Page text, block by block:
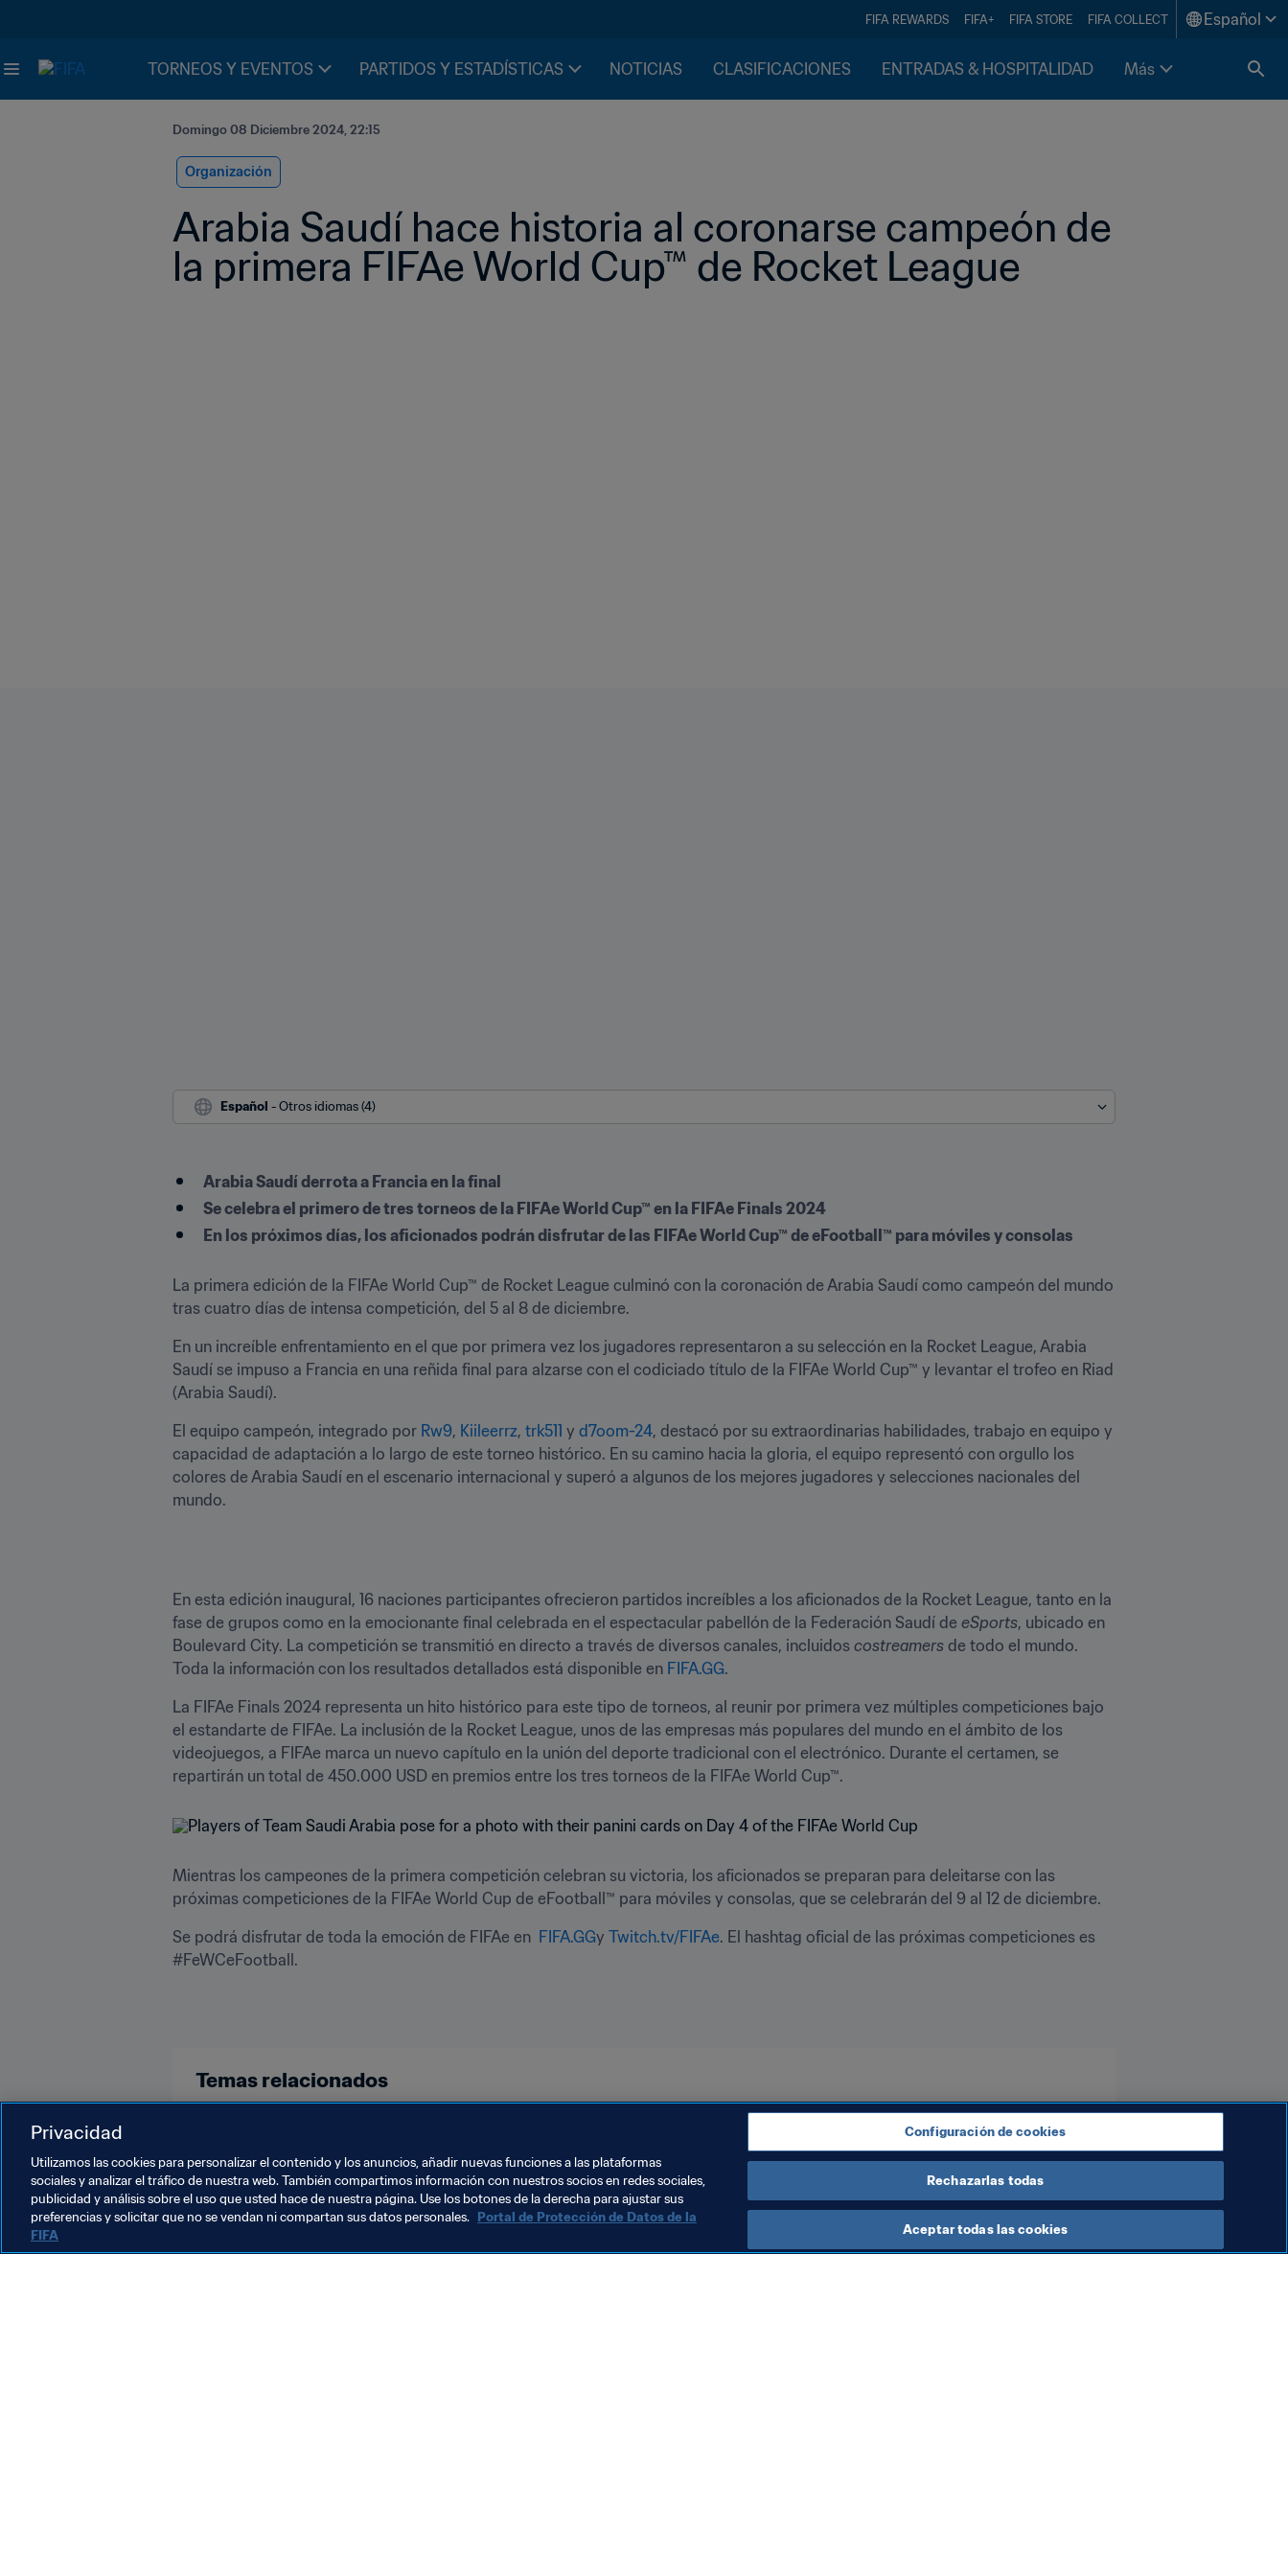
FIFA REWARDS FIFA+ FIFA STORE FIFA COLLECT Español
TORNEOS Y EVENTOS PARTIDOS Y ESTADÍSTICAS NOTICIAS CLASIFICACIONES ENTRADAS & HOSPITALIDAD Más
Domingo 08 Diciembre 2024, 22:15
Organización
Arabia Saudí hace historia al coronarse campeón de
la primera FIFAe World Cup™ de Rocket League
Español - Otros idiomas (4)
Arabia Saudí derrota a Francia en la final
Se celebra el primero de tres torneos de la FIFAe World Cup™ en la FIFAe Finals 2024
En los próximos días, los aficionados podrán disfrutar de las FIFAe World Cup™ de eFootball™ para móviles y consolas
La primera edición de la FIFAe World Cup™ de Rocket League culminó con la coronación de Arabia Saudí como campeón del mundo
tras cuatro días de intensa competición, del 5 al 8 de diciembre.
En un increíble enfrentamiento en el que por primera vez los jugadores representaron a su selección en la Rocket League, Arabia
Saudí se impuso a Francia en una reñida final para alzarse con el codiciado título de la FIFAe World Cup™ y levantar el trofeo en Riad
(Arabia Saudí).
El equipo campeón, integrado por Rw9, Kiileerrz, trk511 y d7oom-24, destacó por su extraordinarias habilidades, trabajo en equipo y
capacidad de adaptación a lo largo de este torneo histórico. En su camino hacia la gloria, el equipo representó con orgullo los
colores de Arabia Saudí en el escenario internacional y superó a algunos de los mejores jugadores y selecciones nacionales del
mundo.
En esta edición inaugural, 16 naciones participantes ofrecieron partidos increíbles a los aficionados de la Rocket League, tanto en la
fase de grupos como en la emocionante final celebrada en el espectacular pabellón de la Federación Saudí de eSports, ubicado en
Boulevard City. La competición se transmitió en directo a través de diversos canales, incluidos costreamers de todo el mundo.
Toda la información con los resultados detallados está disponible en FIFA.GG.
La FIFAe Finals 2024 representa un hito histórico para este tipo de torneos, al reunir por primera vez múltiples competiciones bajo
el estandarte de FIFAe. La inclusión de la Rocket League, unos de las empresas más populares del mundo en el ámbito de los
videojuegos, a FIFAe marca un nuevo capítulo en la unión del deporte tradicional con el electrónico. Durante el certamen, se
repartirán un total de 450.000 USD en premios entre los tres torneos de la FIFAe World Cup™.
Mientras los campeones de la primera competición celebran su victoria, los aficionados se preparan para deleitarse con las
próximas competiciones de la FIFAe World Cup de eFootball™ para móviles y consolas, que se celebrarán del 9 al 12 de diciembre.
Se podrá disfrutar de toda la emoción de FIFAe en FIFA.GGy Twitch.tv/FIFAe. El hashtag oficial de las próximas competiciones es
#FeWCeFootball.
Temas relacionados
Privacidad
Utilizamos las cookies para personalizar el contenido y los anuncios, añadir nuevas funciones a las plataformas
sociales y analizar el tráfico de nuestra web. También compartimos información con nuestros socios en redes sociales,
publicidad y análisis sobre el uso que usted hace de nuestra página. Use los botones de la derecha para ajustar sus
preferencias y solicitar que no se vendan ni compartan sus datos personales. Portal de Protección de Datos de la
FIFA
Configuración de cookies
Rechazarlas todas
Aceptar todas las cookies